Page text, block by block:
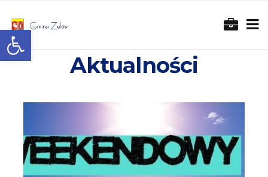
Otwórz pasek narzędzi
Aktualności